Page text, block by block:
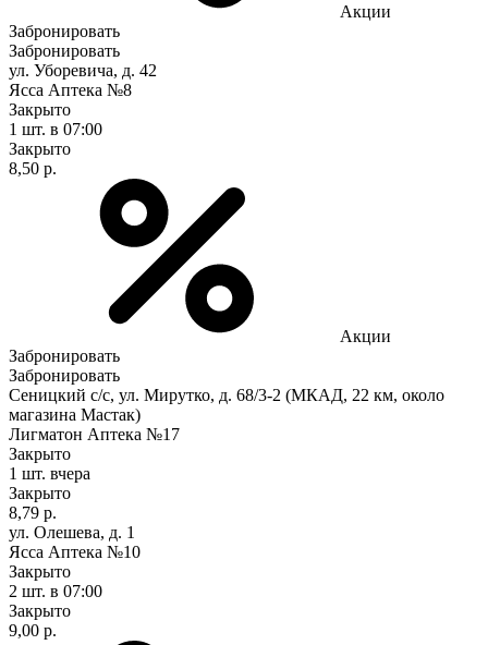
Акции
Забронировать
Забронировать
ул. Уборевича, д. 42
Ясса Аптека №8
Закрыто
1 шт. в 07:00
Закрыто
8,50 р.
Акции
Забронировать
Забронировать
Сеницкий с/с, ул. Мирутко, д. 68/3-2 (МКАД, 22 км, около
магазина Мастак)
Лигматон Аптека №17
Закрыто
1 шт. вчера
Закрыто
8,79 р.
ул. Олешева, д. 1
Ясса Аптека №10
Закрыто
2 шт. в 07:00
Закрыто
9,00 р.